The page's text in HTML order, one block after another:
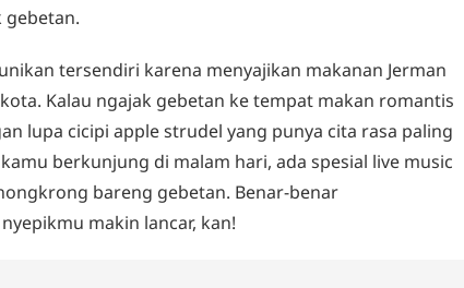
gebetan.
tersendiri karena menyajikan makanan Jerman
Kalau ngajak gebetan ke tempat makan romantis
lupa cicipi apple strudel yang punya cita rasa paling
berkunjung di malam hari, ada spesial live music
bareng gebetan. Benar-benar
makin lancar, kan!